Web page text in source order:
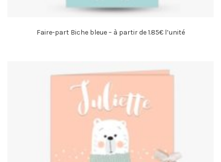
Faire-part Biche bleue – à partir de 1.85€ l’unité